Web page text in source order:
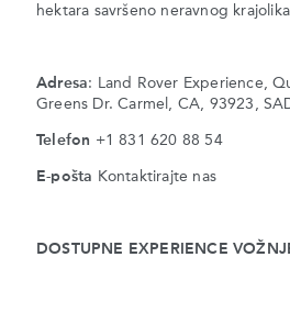
hektara savršeno neravnog
Adresa: Land Rover Experience,
Greens Dr. Carmel, CA, 93923,
Telefon +1 831 620 88 54
E-pošta Kontaktirajte nas
DOSTUPNE EXPERIENCE